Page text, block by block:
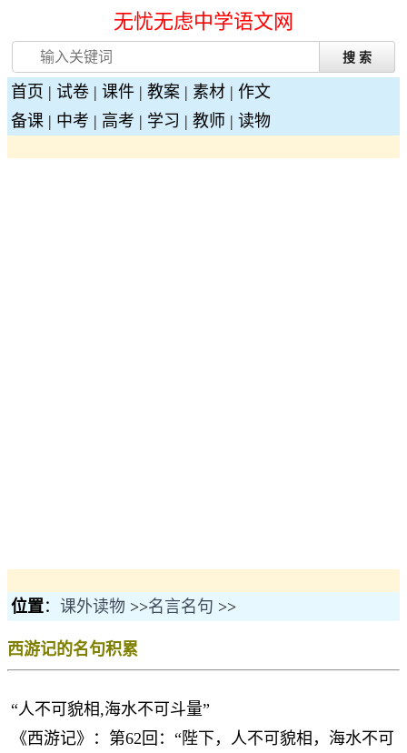
无忧无虑中学语文网
首页 | 试卷 | 课件 | 教案 | 素材 | 作文
备课 | 中考 | 高考 | 学习 | 教师 | 读物
位置： 课外读物 >>名言名句 >>
西游记的名句积累
“人不可貌相,海水不可斗量”
《西游记》：第62回：“陛下，人不可貌相，海水不可